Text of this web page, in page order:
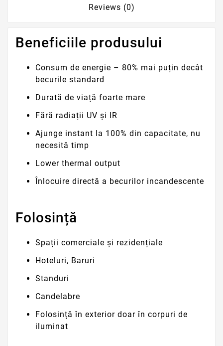
Reviews (0)
Beneficiile produsului
Consum de energie – 80% mai puțin decât
becurile standard
Durată de viață foarte mare
Fără radiații UV și IR
Ajunge instant la 100% din capacitate, nu
necesită timp
Lower thermal output
Înlocuire directă a becurilor incandescente
Folosință
Spații comerciale și rezidențiale
Hoteluri, Baruri
Standuri
Candelabre
Folosință în exterior doar în corpuri de
iluminat